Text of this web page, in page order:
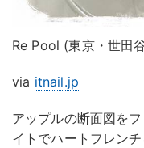
Re Pool (東京・世田
via itnail.jp
アップルの断面図を
イトでハートフレン